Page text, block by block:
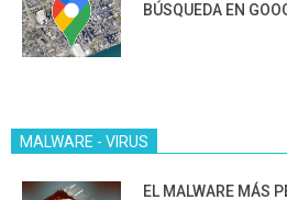
BÚSQUEDA EN
MALWARE - VIRUS
EL MALWARE MÁS